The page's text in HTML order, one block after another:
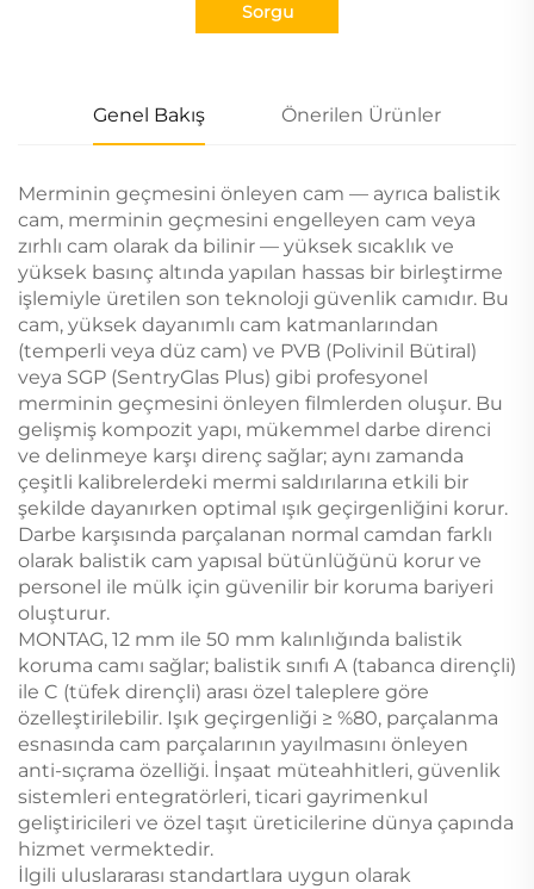
Sorgu
Genel Bakış Önerilen Ürünler
Merminin geçmesini önleyen cam — ayrıca balistik
cam, merminin geçmesini engelleyen cam veya
zırhlı cam olarak da bilinir — yüksek sıcaklık ve
yüksek basınç altında yapılan hassas bir birleştirme
işlemiyle üretilen son teknoloji güvenlik camıdır. Bu
cam, yüksek dayanımlı cam katmanlarından
(temperli veya düz cam) ve PVB (Polivinil Bütiral)
veya SGP (SentryGlas Plus) gibi profesyonel
merminin geçmesini önleyen filmlerden oluşur. Bu
gelişmiş kompozit yapı, mükemmel darbe direnci
ve delinmeye karşı direnç sağlar; aynı zamanda
çeşitli kalibrelerdeki mermi saldırılarına etkili bir
şekilde dayanırken optimal ışık geçirgenliğini korur.
Darbe karşısında parçalanan normal camdan farklı
olarak balistik cam yapısal bütünlüğünü korur ve
personel ile mülk için güvenilir bir koruma bariyeri
oluşturur.
MONTAG, 12 mm ile 50 mm kalınlığında balistik
koruma camı sağlar; balistik sınıfı A (tabanca dirençli)
ile C (tüfek dirençli) arası özel taleplere göre
özelleştirilebilir. Işık geçirgenliği ≥ %80, parçalanma
esnasında cam parçalarının yayılmasını önleyen
anti-sıçrama özelliği. İnşaat müteahhitleri, güvenlik
sistemleri entegratörleri, ticari gayrimenkul
geliştiricileri ve özel taşıt üreticilerine dünya çapında
hizmet vermektedir.
İlgili uluslararası standartlara uygun olarak